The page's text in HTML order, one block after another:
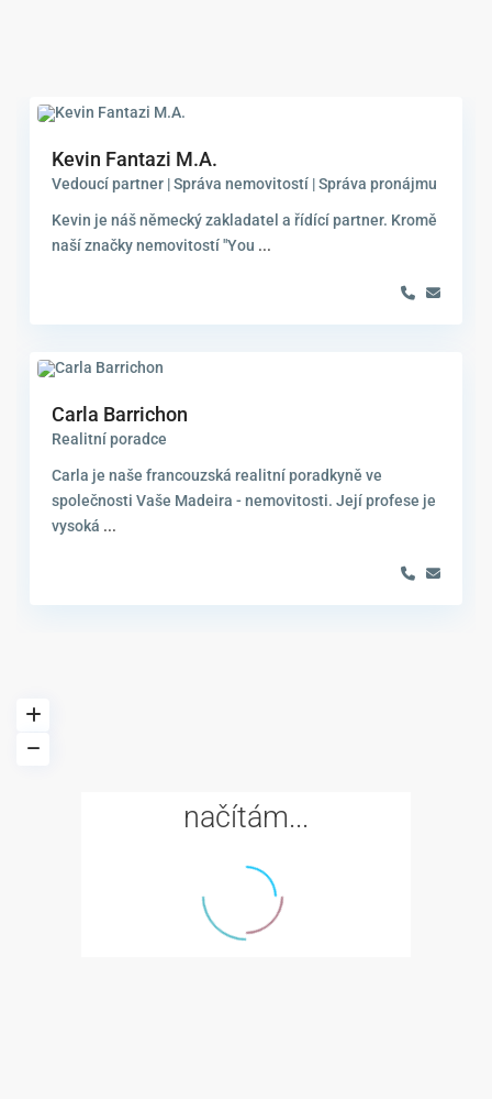
Kevin Fantazi M.A.
Vedoucí partner | Správa nemovitostí | Správa pronájmu
Kevin je náš německý zakladatel a řídící partner. Kromě
naší značky nemovitostí "You ...
Carla Barrichon
Realitní poradce
Carla je naše francouzská realitní poradkyně ve
společnosti Vaše Madeira - nemovitosti. Její profese je
vysoká ...
načítám...